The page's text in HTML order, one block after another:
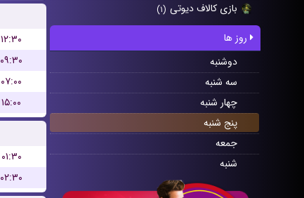
بازی کالاف دیوتی (۱)
روز ها
دوشنبه
سه شنبه
چهار شنبه
پنج شنبه
جمعه
شنبه
۱۲:۳۰
۰۹:۳۰
۰۷:۰۰
۱۵:۰۰
۰۱:۳۰
۰۲:۳۰